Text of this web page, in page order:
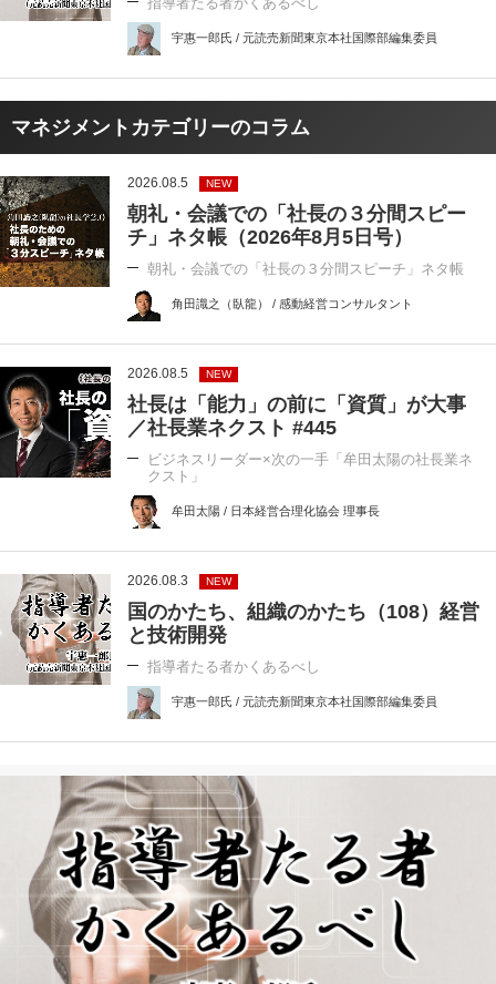
宇惠一郎氏 / 元読売新聞東京本社国際部編集委員
マネジメントカテゴリーのコラム
2026.08.5 NEW
朝礼・会議での「社長の３分間スピー
チ」ネタ帳（2026年8月5日号）
朝礼・会議での「社長の３分間スピーチ」ネタ帳
角田識之（臥龍） / 感動経営コンサルタント
2026.08.5 NEW
社長は「能力」の前に「資質」が大事
／社長業ネクスト #445
ビジネスリーダー×次の一手「牟田太陽の社長業ネ
クスト」
牟田太陽 / 日本経営合理化協会 理事長
2026.08.3 NEW
国のかたち、組織のかたち（108）経営
と技術開発
指導者たる者かくあるべし
宇惠一郎氏 / 元読売新聞東京本社国際部編集委員